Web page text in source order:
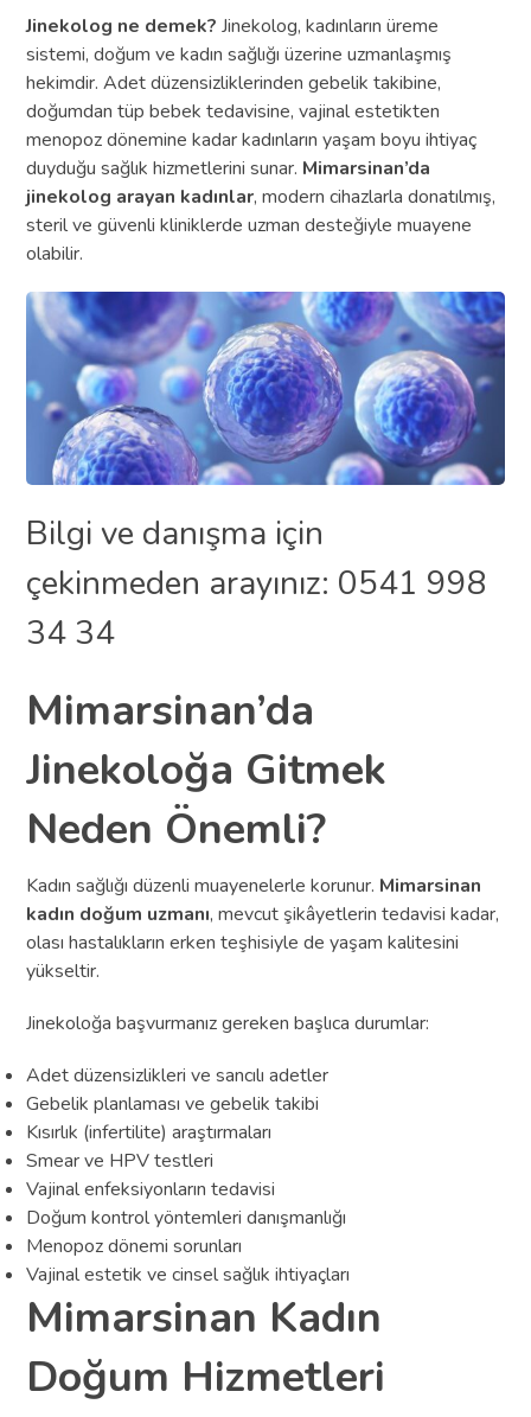
Jinekolog ne demek? Jinekolog, kadınların üreme
sistemi, doğum ve kadın sağlığı üzerine uzmanlaşmış
hekimdir. Adet düzensizliklerinden gebelik takibine,
doğumdan tüp bebek tedavisine, vajinal estetikten
menopoz dönemine kadar kadınların yaşam boyu ihtiyaç
duyduğu sağlık hizmetlerini sunar. Mimarsinan’da
jinekolog arayan kadınlar, modern cihazlarla donatılmış,
steril ve güvenli kliniklerde uzman desteğiyle muayene
olabilir.
Bilgi ve danışma için
çekinmeden arayınız: 0541 998
34 34
Mimarsinan’da
Jinekoloğa Gitmek
Neden Önemli?
Kadın sağlığı düzenli muayenelerle korunur. Mimarsinan
kadın doğum uzmanı, mevcut şikâyetlerin tedavisi kadar,
olası hastalıkların erken teşhisiyle de yaşam kalitesini
yükseltir.
Jinekoloğa başvurmanız gereken başlıca durumlar:
Adet düzensizlikleri ve sancılı adetler
Gebelik planlaması ve gebelik takibi
Kısırlık (infertilite) araştırmaları
Smear ve HPV testleri
Vajinal enfeksiyonların tedavisi
Doğum kontrol yöntemleri danışmanlığı
Menopoz dönemi sorunları
Vajinal estetik ve cinsel sağlık ihtiyaçları
Mimarsinan Kadın
Doğum Hizmetleri